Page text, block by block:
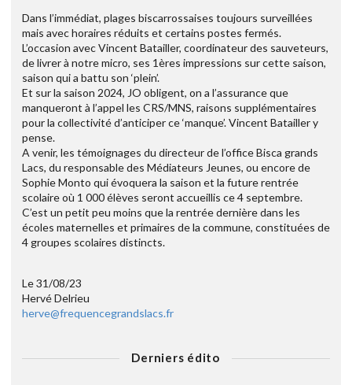
Dans l’immédiat, plages biscarrossaises toujours surveillées
mais avec horaires réduits et certains postes fermés.
L’occasion avec Vincent Batailler, coordinateur des sauveteurs,
de livrer à notre micro, ses 1ères impressions sur cette saison,
saison qui a battu son ‘plein’.
Et sur la saison 2024, JO obligent, on a l’assurance que
manqueront à l’appel les CRS/MNS, raisons supplémentaires
pour la collectivité d’anticiper ce ‘manque’. Vincent Batailler y
pense.
A venir, les témoignages du directeur de l’office Bisca grands
Lacs, du responsable des Médiateurs Jeunes, ou encore de
Sophie Monto qui évoquera la saison et la future rentrée
scolaire où 1 000 élèves seront accueillis ce 4 septembre.
C’est un petit peu moins que la rentrée dernière dans les
écoles maternelles et primaires de la commune, constituées de
4 groupes scolaires distincts.
Le 31/08/23
Hervé Delrieu
herve@frequencegrandslacs.fr
Derniers édito